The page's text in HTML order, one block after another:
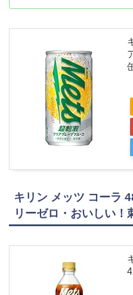
キリン メッツ コーラ
リーゼロ・おいしい！